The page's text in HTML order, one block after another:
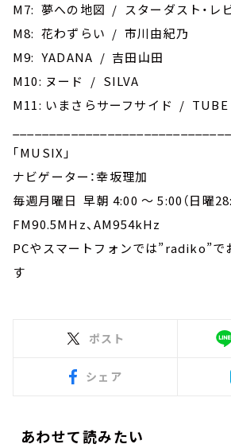
M7: 夢への地図 / スターダスト・レ
M8: 花わずらい / 市川由紀乃
M9: YADANA / 吉田山田
M10: ヌード / SILVA
M11: いまさらサーフサイド / TUBE
｢MUSIX｣
ナビゲーター：幸坂理加
毎週月曜日 早朝 4:00 ～ 5:00（日曜
FM90.5MHz、AM954kHz
PCやスマートフォンでは”radiko”で
す
ポスト
シェア
あわせて読みたい